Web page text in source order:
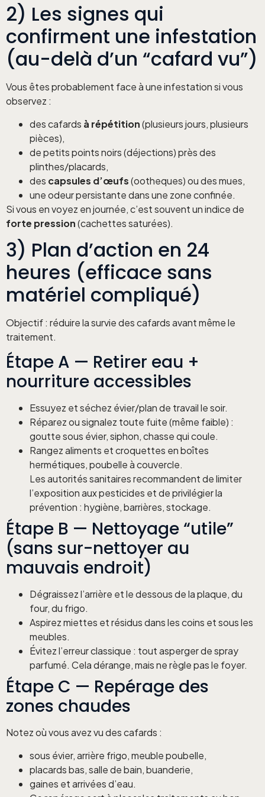
2) Les signes qui
confirment une infestation
(au-delà d’un “cafard vu”)
Vous êtes probablement face à une infestation si vous
observez :
des cafards à répétition(plusieurs jours, plusieurs
pièces),
de petits points noirs (déjections) près des
plinthes/placards,
des capsules d’œufs(ootheques) ou des mues,
une odeur persistante dans une zone confinée.
Si vous en voyez en journée, c’est souvent un indice de
forte pression(cachettes saturées).
3) Plan d’action en 24
heures (efficace sans
matériel compliqué)
Objectif : réduire la survie des cafards avant même le
traitement.
Étape A — Retirer eau +
nourriture accessibles
Essuyez et séchez évier/plan de travail le soir.
Réparez ou signalez toute fuite (même faible) :
goutte sous évier, siphon, chasse qui coule.
Rangez aliments et croquettes en boîtes
hermétiques, poubelle à couvercle.
Les autorités sanitaires recommandent de limiter
l’exposition aux pesticides et de privilégier la
prévention : hygiène, barrières, stockage.
Étape B — Nettoyage “utile”
(sans sur-nettoyer au
mauvais endroit)
Dégraissez l’arrière et le dessous de la plaque, du
four, du frigo.
Aspirez miettes et résidus dans les coins et sous les
meubles.
Évitez l’erreur classique : tout asperger de spray
parfumé. Cela dérange, mais ne règle pas le foyer.
Étape C — Repérage des
zones chaudes
Notez où vous avez vu des cafards :
sous évier, arrière frigo, meuble poubelle,
placards bas, salle de bain, buanderie,
gaines et arrivées d’eau.